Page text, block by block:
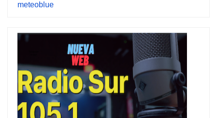
meteoblue